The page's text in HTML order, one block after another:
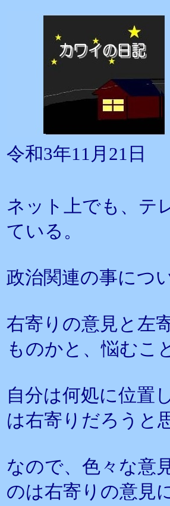
令和3年11月21日
ネット上でも、テ
ている。
政治関連の事につ
右寄りの意見と左
ものかと、悩むこ
自分は何処に位置
は右寄りだろうと
なので、色々な意
のは右寄りの意見